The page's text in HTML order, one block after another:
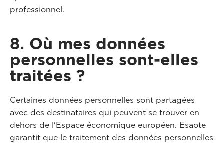
professionnel.
8. Où mes données
personnelles sont-elles
traitées ?
Certaines données personnelles sont partagées
avec des destinataires qui peuvent se trouver en
dehors de l'Espace économique européen. Esaote
garantit que le traitement des données personnelles